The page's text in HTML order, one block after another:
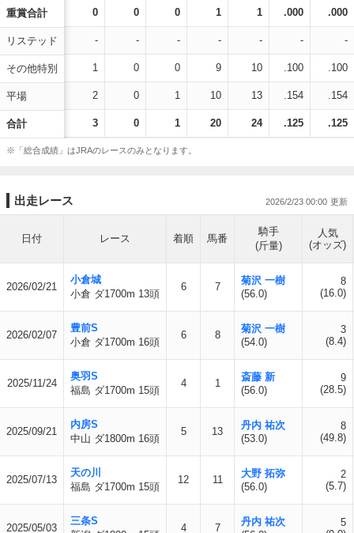
重賞合計
リステッド
その他特別
平場
合計
0 0 0 1 1 .000 .000
- - - - - - -
1 0 0 9 10 .100 .100
2 0 1 10 13 .154 .154
3 0 1 20 24 .125 .125
※「総合成績」はJRAのレースのみとなります。
出走レース 2026/2/23 00:00
日付 レース 着順 馬番
騎手
(斤量)
人気
(オッズ)
2026/02/21
小倉城
小倉 ダ1700m 13頭
6 7
菊沢 一樹
(56.0)
8
(16.0)
2026/02/07
豊前S
小倉 ダ1700m 16頭
6 8
菊沢 一樹
(54.0)
3
(8.4)
2025/11/24
奥羽S
福島 ダ1700m 15頭
4 1
斎藤 新
(56.0)
9
(28.5)
2025/09/21
内房S
中山 ダ1800m 16頭
5 13
丹内 祐次
(53.0)
8
(49.8)
2025/07/13
天の川
福島 ダ1700m 15頭
12 11
大野 拓弥
(56.0)
2
(5.7)
2025/05/03
三条S
4 7
丹内 祐次
5